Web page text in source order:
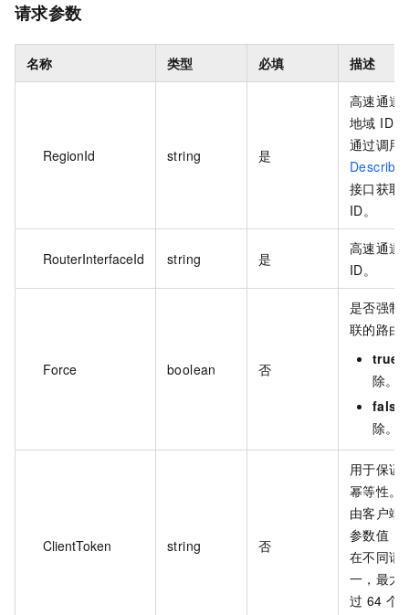
请求参数
名称 类型 必填 描述
RegionId string 是
高速通道
地域 ID
通过调用
接口获取
ID。
RouterInterfaceId string 是
高速通道
ID。
Force boolean 否
是否强制
联的路由
true
除。
false
除。
ClientToken string 否
用于保证
幂等性。
由客户端
参数值，
在不同请
一，最大
过 64 个